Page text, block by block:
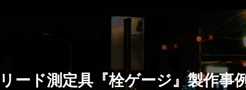
ード測定具『栓ゲージ』製作事